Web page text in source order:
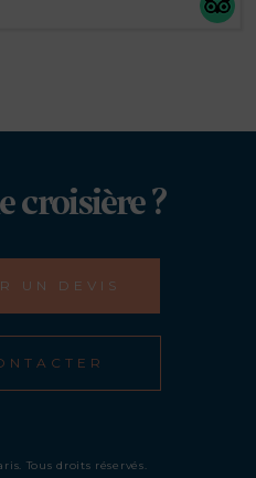
croisière ?
UN DEVIS
Tous droits réservés.